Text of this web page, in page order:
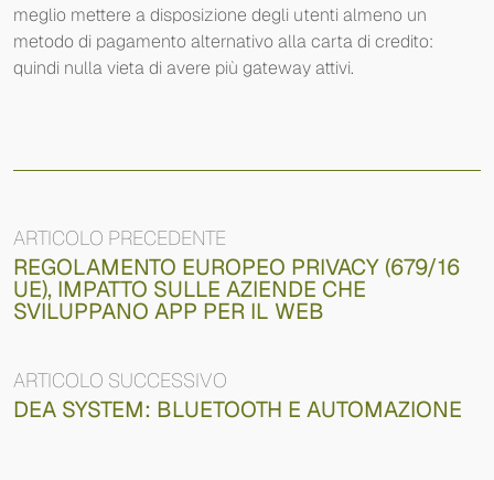
meglio mettere a disposizione degli utenti almeno un
metodo di pagamento alternativo alla carta di credito:
quindi nulla vieta di avere più gateway attivi.
ARTICOLO PRECEDENTE
REGOLAMENTO EUROPEO PRIVACY (679/16
UE), IMPATTO SULLE AZIENDE CHE
SVILUPPANO APP PER IL WEB
ARTICOLO SUCCESSIVO
DEA SYSTEM: BLUETOOTH E AUTOMAZIONE